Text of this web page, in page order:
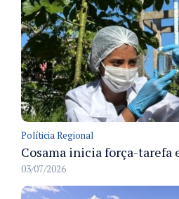
Políticia Regional
03/07/2026